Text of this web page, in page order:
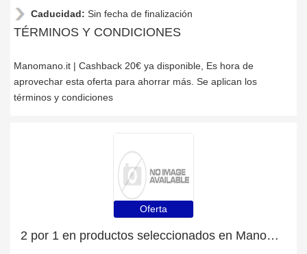
Caducidad: Sin fecha de finalización
TÉRMINOS Y CONDICIONES
Manomano.it | Cashback 20€ ya disponible, Es hora de
aprovechar esta oferta para ahorrar más. Se aplican los
términos y condiciones
Oferta
2 por 1 en productos seleccionados en Manomano.it